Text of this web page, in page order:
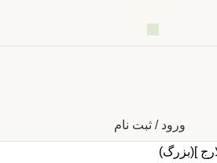
ورود / ثبت نام